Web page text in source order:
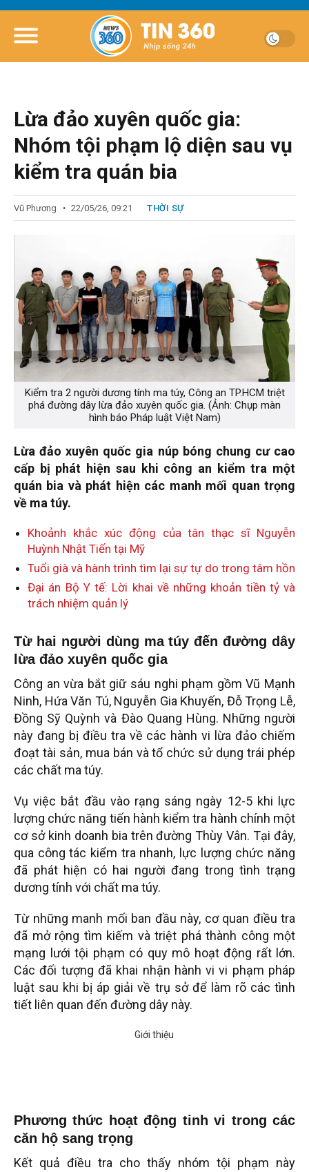
Lừa đảo xuyên quốc gia:
Nhóm tội phạm lộ diện sau vụ
kiểm tra quán bia
Vũ Phương 22/05/26, 09:21 THỜI SỰ
Kiểm tra 2 người dương tính ma túy, Công an TP.HCM triệt
phá đường dây lừa đảo xuyên quốc gia. (Ảnh: Chụp màn
hình báo Pháp luật Việt Nam)
Lừa đảo xuyên quốc gia núp bóng chung cư cao
cấp bị phát hiện sau khi công an kiểm tra một
quán bia và phát hiện các manh mối quan trọng
về ma túy.
Khoảnh khắc xúc động của tân thạc sĩ Nguyễn
Huỳnh Nhật Tiến tại Mỹ
Tuổi già và hành trình tìm lại sự tự do trong tâm hồn
Đại án Bộ Y tế: Lời khai về những khoản tiền tỷ và
trách nhiệm quản lý
Từ hai người dùng ma túy đến đường dây
lừa đảo xuyên quốc gia
Công an vừa bắt giữ sáu nghi phạm gồm Vũ Mạnh
Ninh, Hứa Văn Tú, Nguyễn Gia Khuyến, Đỗ Trọng Lễ,
Đồng Sỹ Quỳnh và Đào Quang Hùng. Những người
này đang bị điều tra về các hành vi lừa đảo chiếm
đoạt tài sản, mua bán và tổ chức sử dụng trái phép
các chất ma túy.
Vụ việc bắt đầu vào rạng sáng ngày 12-5 khi lực
lượng chức năng tiến hành kiểm tra hành chính một
cơ sở kinh doanh bia trên đường Thùy Vân. Tại đây,
qua công tác kiểm tra nhanh, lực lượng chức năng
đã phát hiện có hai người đang trong tình trạng
dương tính với chất ma túy.
Từ những manh mối ban đầu này, cơ quan điều tra
đã mở rộng tìm kiếm và triệt phá thành công một
mạng lưới tội phạm có quy mô hoạt động rất lớn.
Các đối tượng đã khai nhận hành vi vi phạm pháp
luật sau khi bị áp giải về trụ sở để làm rõ các tình
tiết liên quan đến đường dây này.
Phương thức hoạt động tinh vi trong các
căn hộ sang trọng
Kết quả điều tra cho thấy nhóm tội phạm này